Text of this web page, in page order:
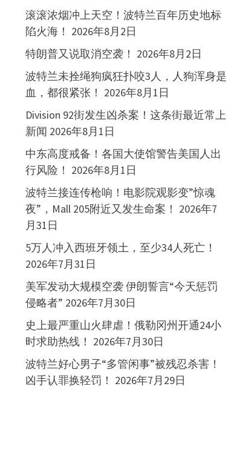
滚滚浓烟冲上天空！波特兰百年历史地标
陷火海！ 2026年8月2日
特朗普又说取消空袭！ 2026年8月2日
波特兰未拴绳狗疯狂扑咬3人，人狗浑身是
血，都很紧张！ 2026年8月1日
Division 92街发生凶杀案！这条街最近常上
新闻 2026年8月1日
中东高度戒备！各国大使馆警告美国人出
行风险！ 2026年8月1日
波特兰接连传枪响！电影院观影变”惊魂
夜”，Mall 205附近又发生命案！ 2026年7
月31日
5万人冲入西班牙领土，至少34人死亡！
2026年7月31日
美军发动大规模空袭 伊朗誓言“今天惩罚
侵略者” 2026年7月30日
史上最严重山火肆虐！俄勒冈州开通24小
时求助热线！ 2026年7月30日
波特兰好心男子“多管闲事”被残忍杀害！
凶手认罪换轻罚！ 2026年7月29日